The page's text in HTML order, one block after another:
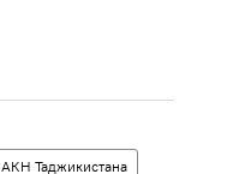
АКН Таджикистана